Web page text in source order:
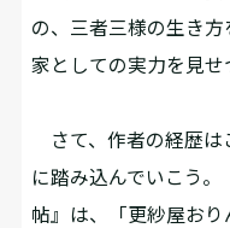
の、三者三様の生き
家としての実力を見せ
さて、作者の経歴は
に踏み込んでいこう
帖』は、「更紗屋お